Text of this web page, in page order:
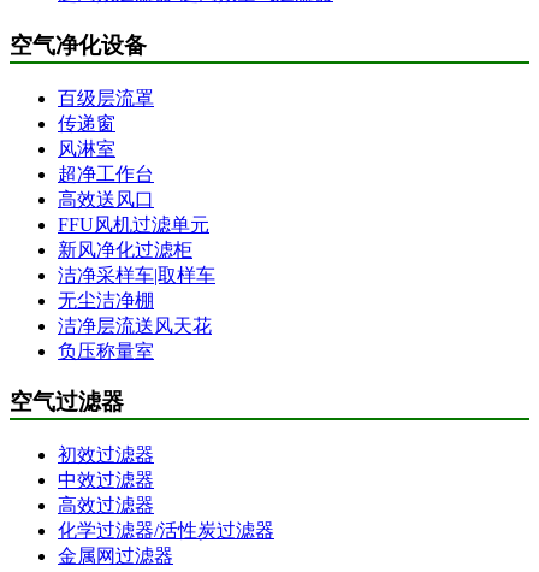
空气净化设备
百级层流罩
传递窗
风淋室
超净工作台
高效送风口
FFU风机过滤单元
新风净化过滤柜
洁净采样车|取样车
无尘洁净棚
洁净层流送风天花
负压称量室
空气过滤器
初效过滤器
中效过滤器
高效过滤器
化学过滤器/活性炭过滤器
金属网过滤器